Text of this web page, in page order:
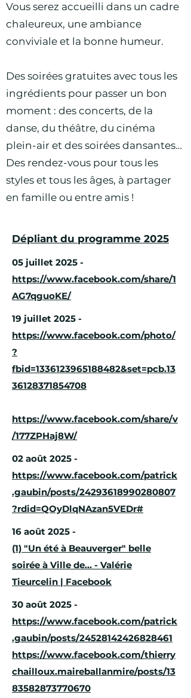
Vous serez accueilli dans un cadre
chaleureux, une ambiance
conviviale et la bonne humeur.
Des soirées gratuites avec tous les
ingrédients pour passer un bon
moment : des concerts, de la
danse, du théâtre, du cinéma
plein-air et des soirées dansantes…
Des rendez-vous pour tous les
styles et tous les âges, à partager
en famille ou entre amis !
Dépliant du programme 2025
05 juillet 2025 -
https://www.facebook.com/share/1
AG7qguoKE/
19 juillet 2025 -
https://www.facebook.com/photo/
?
fbid=1336123965188482&set=pcb.13
36128371854708
https://www.facebook.com/share/v
/177ZPHaj8W/
02 août 2025 -
https://www.facebook.com/patrick
.gaubin/posts/24293618990280807
?rdid=QOyDlqNAzan5VEDr#
16 août 2025 -
(1) "Un été à Beauverger" belle
soirée à Ville de... - Valérie
Tieurcelin | Facebook
30 août 2025 -
https://www.facebook.com/patrick
.gaubin/posts/24528142426828461
https://www.facebook.com/thierry
chailloux.maireballanmire/posts/13
83582873770670